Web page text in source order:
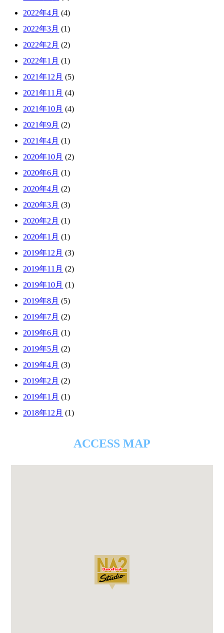
2022年4月 (4)
2022年3月 (1)
2022年2月 (2)
2022年1月 (1)
2021年12月 (5)
2021年11月 (4)
2021年10月 (4)
2021年9月 (2)
2021年4月 (1)
2020年10月 (2)
2020年6月 (1)
2020年4月 (2)
2020年3月 (3)
2020年2月 (1)
2020年1月 (1)
2019年12月 (3)
2019年11月 (2)
2019年10月 (1)
2019年8月 (5)
2019年7月 (2)
2019年6月 (1)
2019年5月 (2)
2019年4月 (3)
2019年2月 (2)
2019年1月 (1)
2018年12月 (1)
ACCESS MAP